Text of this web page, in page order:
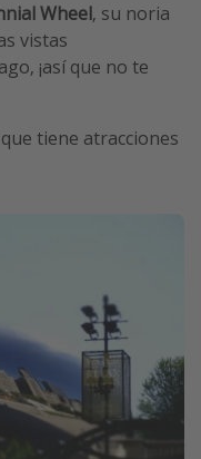
Wheel, su noria
vistas
¡así que no te
tiene atracciones